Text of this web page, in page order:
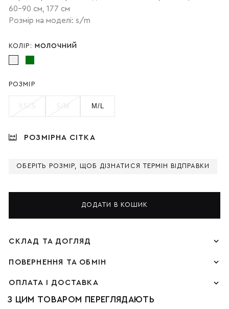
60-90 см, 177 см
Розмір на моделі: s/m
КОЛІР: МОЛОЧНИЙ
РОЗМІР
XS/S S/M M/L
РОЗМІРНА СІТКА
ОБЕРІТЬ РОЗМІР, ЩОБ ДІЗНАТИСЯ ТЕРМІН ВІДПРАВКИ
ДОДАТИ В КОШИК
СКЛАД ТА ДОГЛЯД
ПОВЕРНЕННЯ ТА ОБМІН
ОПЛАТА І ДОСТАВКА
З ЦИМ ТОВАРОМ ПЕРЕГЛЯДАЮТЬ